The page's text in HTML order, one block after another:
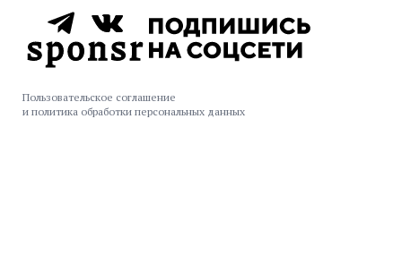
Пользовательское соглашение
и политика обработки персональных данных